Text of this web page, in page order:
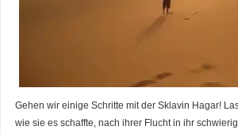
Gehen wir einige Schritte mit der Sklavin Hagar!
wie sie es schaffte, nach ihrer Flucht in ihr